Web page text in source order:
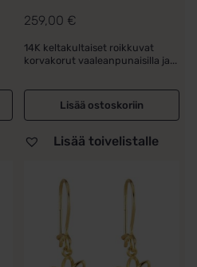
259,00 €
14K keltakultaiset roikkuvat
korvakorut vaaleanpunaisilla ja...
Lisää ostoskoriin
Lisää toivelistalle